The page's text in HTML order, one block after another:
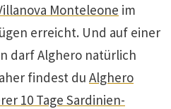
Monteleone im
erreicht. Und auf einer
darf Alghero natürlich
findest du Alghero
10 Tage Sardinien-